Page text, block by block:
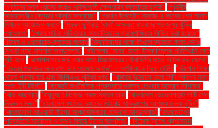
"পুতিনের নতুন ধরনের আরও শক্তিশালী ক্ষেপণাস্ত্র ব্যবহারের হুমকি" "পৃথিবীর
অভ্যন্তরীণ কেন্দ্রের আকৃতি বদলাচ্ছে" "প্রধান উপদেষ্টা: সরকার এ বছরের শেষ নাগাদ
নির্বাচন আয়োজন করবে" "প্রবল ঘূর্ণিঝড় 'দানা' আসন্ন: বাংলাদেশের জন্য ঝুঁকির
পর্যবেক্ষণ" "প্রেস সচিব: সচিবালয়ে সাংবাদিকদের প্রবেশাধিকার সীমিত করা হয়েছে"
"ফিফা ও খেলোয়াড়-ক্লাবের সংঘাত "ফ্যাসিবাদের পক্ষে লিখতে ব্যবহৃত কলম ভেঙে
দেওয়া হবে: হাসনাত আবদুল্লাহ" "বইমেলায় ‘মবের’ মতো উসকানিমূলক পরিস্থিতি কেন
সৃষ্টি হলো "বঙ্গোপসাগরে মাছ ধরার সময় মিয়ানমারের নৌবাহিনীর হাতে আটক ৫৬ জেলে"
"বছরের পর বছর মনে রাখা হবে তোমার অর্জন" – মুশফিককে নিয়ে তামিম "বরিশাল শিক্ষা
বোর্ডে পাসের হার এবং জিপিএ-৫ বৃদ্ধির খবর" "বাজারে উন্মোচন হলো সিটি গ্রুপের নতুন
পণ্য ‘টুটি টুইস্ট’" "বাজেটে অর্থনৈতিক পুনরুদ্ধারে গুরুত্ব দেওয়ার আহ্বান সিপিডির"
"বাবা কারাগারে "বায়ুদূষণে বিশ্বের পঞ্চম স্থানে ঢাকা "বাংলাদেশ ডেভেলপমেন্ট পার্টি পেল
নিবন্ধন সনদ" "বাংলাদেশ ব্যাংক: ব্যাংকে সাইবার আক্রমণের আশঙ্কাজনক বৃদ্ধি"
"বাংলাদেশে আওয়ামী লীগের অপ্রাসঙ্গিকতা: হাসনাত আবদুল্লাহ" "বাংলাদেশের
পাঠ্যবইতে মানচিত্র ও তথ্য বিষয়ে চীনের আপত্তি" "বিচারক ট্রাম্প প্রশাসনের